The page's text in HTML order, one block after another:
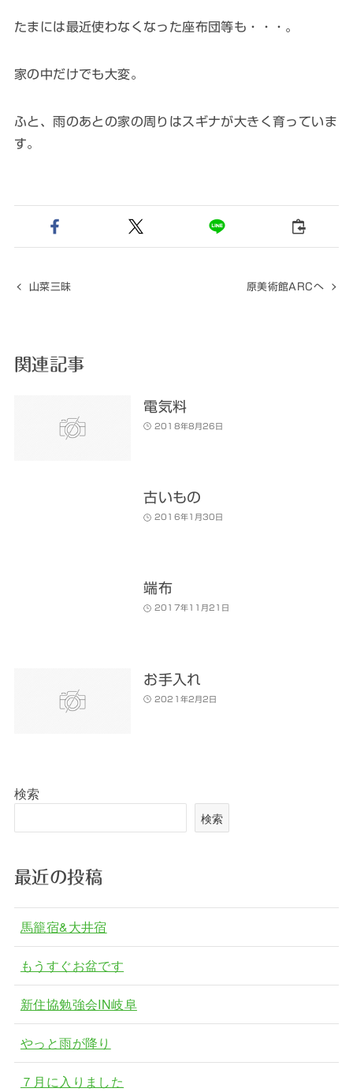
たまには最近使わなくなった座布団等も・・・。
家の中だけでも大変。
ふと、雨のあとの家の周りはスギナが大きく育っていま
す。
山菜三昧 原美術館ARCへ
関連記事
電気料
2018年8月26日
古いもの
2016年1月30日
端布
2017年11月21日
お手入れ
2021年2月2日
検索
検索
最近の投稿
馬籠宿&大井宿
もうすぐお盆です
新住協勉強会IN岐阜
やっと雨が降り
７月に入りました